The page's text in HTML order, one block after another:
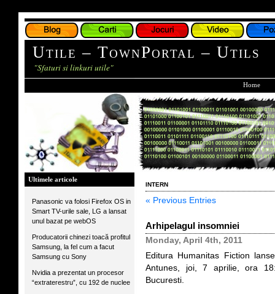
Utile – TownPortal – Utils
"Sfaturi si linkuri utile"
Home
Ultimele articole
Panasonic va folosi Firefox OS in
Smart TV-urile sale, LG a lansat
unul bazat pe webOS
Producatorii chinezi toacă profitul
Samsung, la fel cum a facut
Samsung cu Sony
Nvidia a prezentat un procesor
“extraterestru”, cu 192 de nuclee
intern
« Previous Entries
Arhipelagul insomniei
Monday, April 4th, 2011
Editura Humanitas Fiction
Antunes, joi, 7 aprilie, ora
Bucuresti.